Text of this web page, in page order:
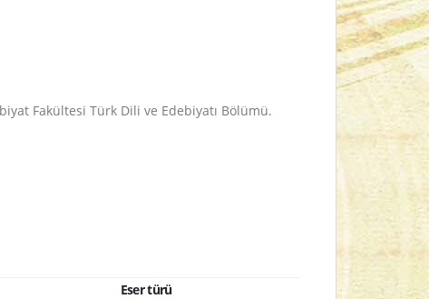
Fakültesi Türk Dili ve Edebiyatı Bölümü.
Eser türü